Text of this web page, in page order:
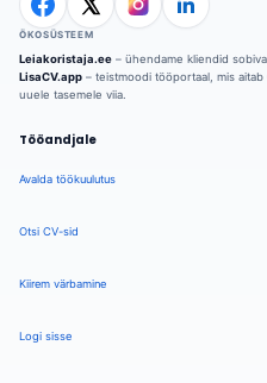
ÖKOSÜSTEEM
Leiakoristaja.ee – ühendame kliendid
LisaCV.app – teistmoodi tööportaal, mis
uuele tasemele viia.
Tööandjale
Avalda töökuulutus
Otsi CV-sid
Kiirem värbamine
Logi sisse